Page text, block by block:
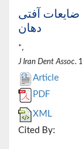
ضایعات آفتی
دهان
*,
J Iran Dent Assoc.
Article
PDF
XML
Cited By: